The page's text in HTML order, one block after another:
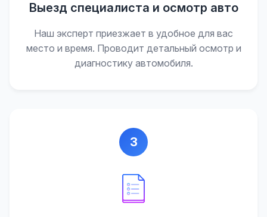
Выезд специалиста и осмотр авто
Наш эксперт приезжает в удобное для вас
место и время. Проводит детальный осмотр и
диагностику автомобиля.
3